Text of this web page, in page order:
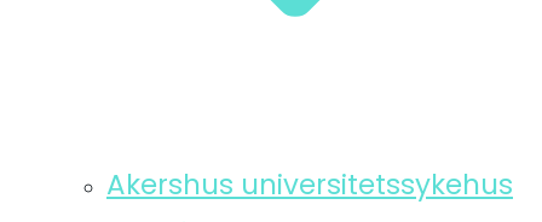
Akershus universitetssykehus